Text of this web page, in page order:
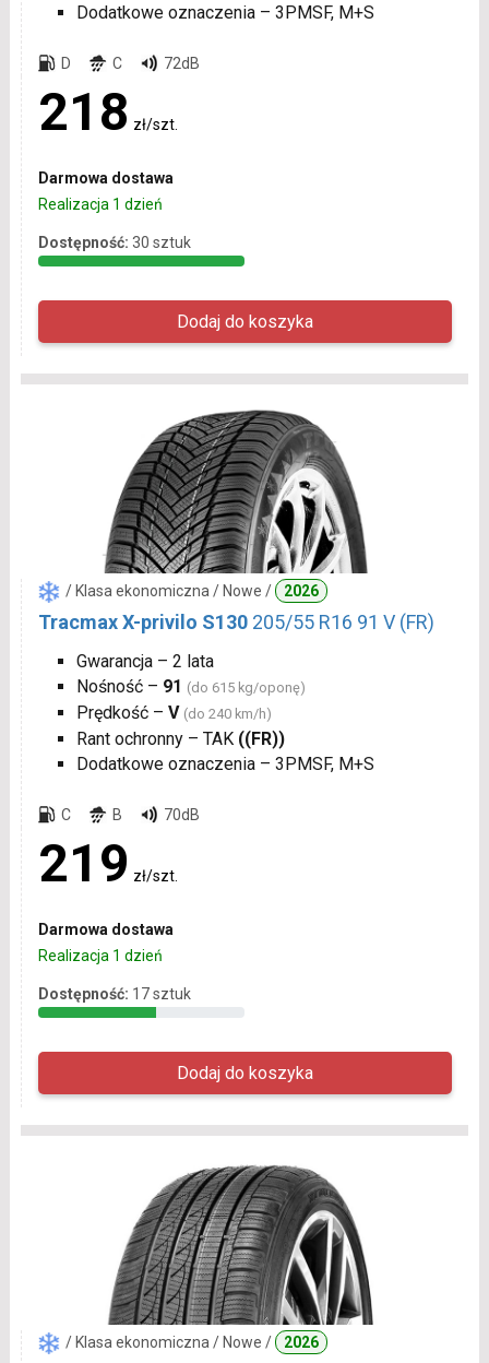
Dodatkowe oznaczenia – 3PMSF, M+S
D C 72dB
218 zł/szt.
Darmowa dostawa
Realizacja 1 dzień
Dostępność: 30 sztuk
/ Klasa ekonomiczna / Nowe / 2026
Tracmax X-privilo S130 205/55 R16 91 V (FR)
Gwarancja – 2 lata
Nośność – 91 (do 615 kg/oponę)
Prędkość – V (do 240 km/h)
Rant ochronny – TAK ((FR))
Dodatkowe oznaczenia – 3PMSF, M+S
C B 70dB
219 zł/szt.
Darmowa dostawa
Realizacja 1 dzień
Dostępność: 17 sztuk
/ Klasa ekonomiczna / Nowe / 2026